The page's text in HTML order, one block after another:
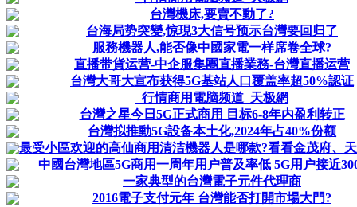
台灣機床,要賣不動了?
台海局势突變,惊現3大信号预示台灣要回归了
服務機器人,能否像中國家電一样席卷全球?
直播带貨运营-中企服集團直播業務-台灣直播运营
台灣大哥大宣布获得5G基站人口覆盖率超50%認证
_行情商用電脑频道_天极網
台灣之星今日5G正式商用 目标6-8年内盈利转正
台灣拟推動5G設备本土化,2024年占40%份额
最受小區欢迎的高仙商用清洁機器人是哪款?看看金茂府、
中國台灣地區5G商用一周年用户普及率低 5G用户接近
一家典型的台灣電子元件代理商
2016電子支付元年 台灣能否打開市場大門?